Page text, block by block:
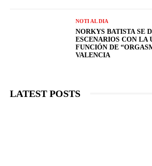
NOTI AL DIA
NORKYS BATISTA SE
ESCENARIOS CON LA
FUNCIÓN DE
VALENCIA
LATEST POSTS